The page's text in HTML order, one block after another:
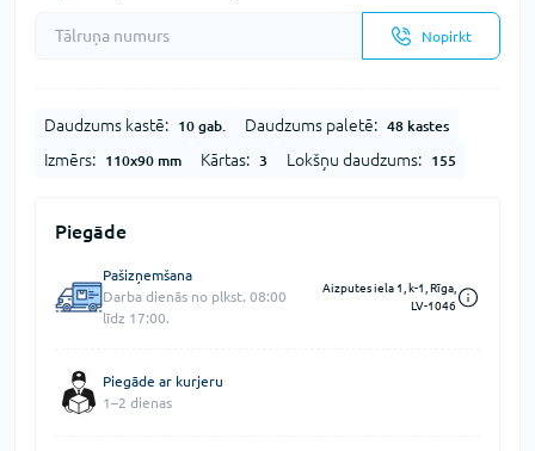
Nopirkt
Daudzums kastē: 10 gab. Daudzums paletē: 48 kastes
Izmērs: 110x90 mm Kārtas: 3 Lokšņu daudzums: 155
Piegāde
Pašizņemšana
Darba dienās no plkst. 08:00
līdz 17:00.
Aizputes iela 1, k-1, Rīga,
LV-1046
Piegāde ar kurjeru
1–2 dienas